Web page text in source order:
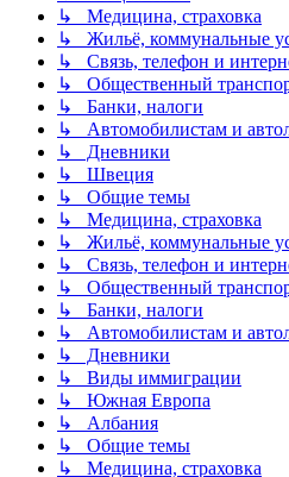
↳ Медицина, страховка
↳ Жильё, коммунальные
↳ Связь, телефон и
↳ Общественный
↳ Банки, налоги
↳ Автомобилистам и
↳ Дневники
↳ Швеция
↳ Общие темы
↳ Медицина, страховка
↳ Жильё, коммунальные
↳ Связь, телефон и
↳ Общественный
↳ Банки, налоги
↳ Автомобилистам и
↳ Дневники
↳ Виды иммиграции
↳ Южная Европа
↳ Албания
↳ Общие темы
↳ Медицина, страховка